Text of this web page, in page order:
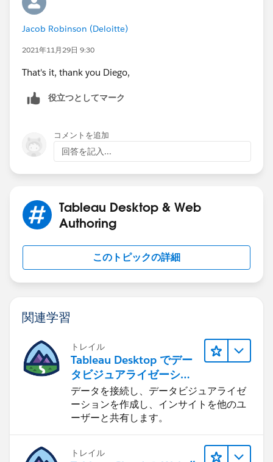
Tableau Ambassador
Jacob Robinson (Deloitte)
2021年11月29日 9:30
That's it, thank you Diego,
役立つとしてマーク
コメントを追加
回答を記入...
Tableau Desktop & Web
Authoring
このトピックの詳細
関連学習
トレイル
Tableau Desktop でデー
タビジュアライゼーショ
ンをはじめる
データを接続し、データビジュアライゼ
ーションを作成し、インサイトを他のユ
ーザーと共有します。
トレイル